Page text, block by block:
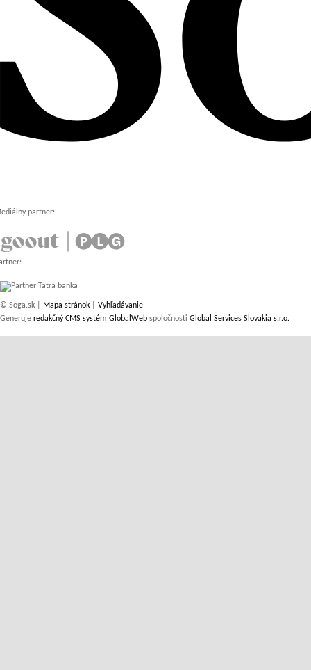
partner:
© Soga.sk | Mapa stránok
Vyhľadávanie
Generuje redakčný CMS systém GlobalWeb spoločnosti Global Services Slovakia s.r.o.